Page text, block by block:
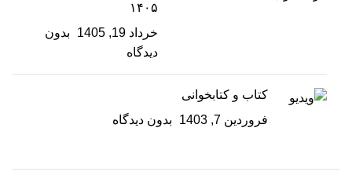
۱۴۰۵
خرداد 19, 1405
بدون
دیدگاه
کتاب و کتابخوانی
فروردین 7, 1403
بدون دیدگاه